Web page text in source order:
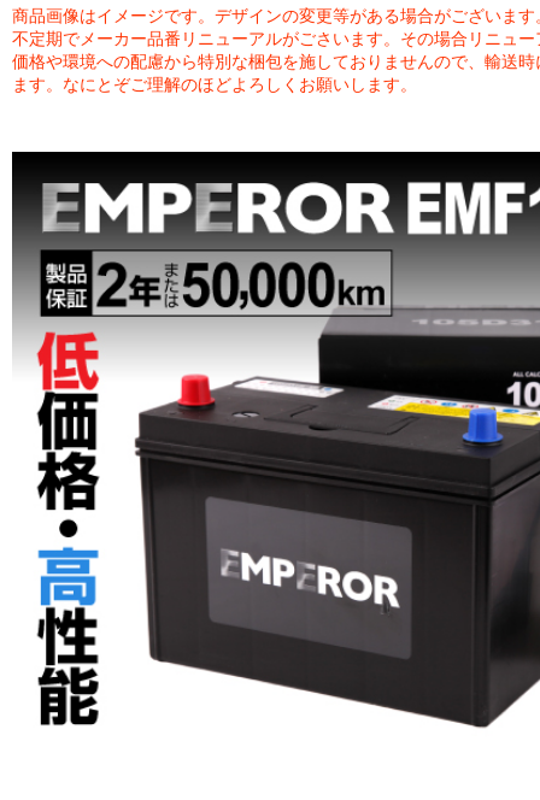
商品画像はイメージです。デザインの変更等がある場合がございます
不定期でメーカー品番リニューアルがごさいます。その場合リニュ
価格や環境への配慮から特別な梱包を施しておりませんので、輸送
ます。なにとぞご理解のほどよろしくお願いします。